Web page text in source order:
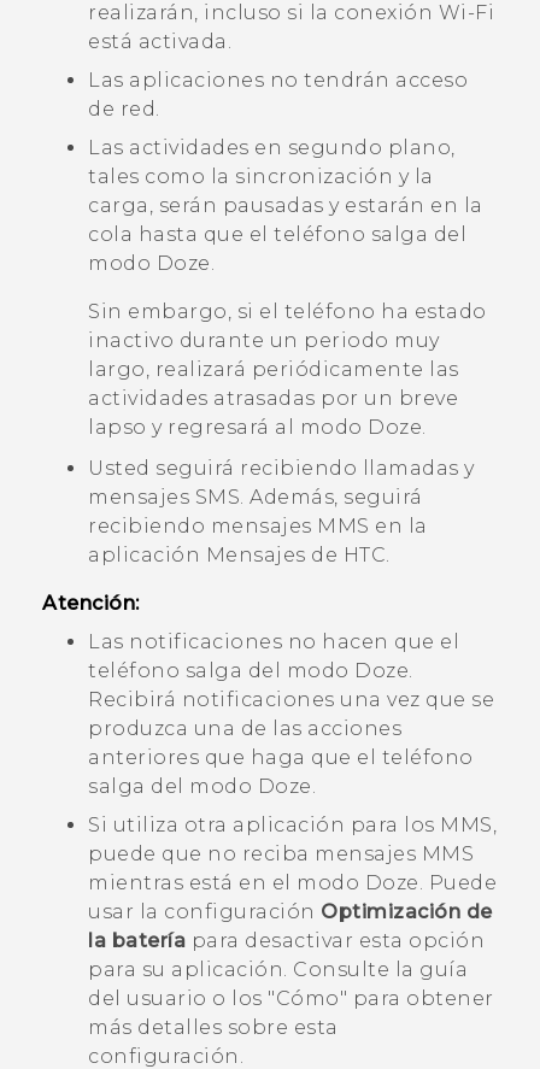
realizarán, incluso si la conexión Wi‍-Fi
está activada.
Las aplicaciones no tendrán acceso
de red.
Las actividades en segundo plano,
tales como la sincronización y la
carga, serán pausadas y estarán en la
cola hasta que el teléfono salga del
modo Doze.
Sin embargo, si el teléfono ha estado
inactivo durante un periodo muy
largo, realizará periódicamente las
actividades atrasadas por un breve
lapso y regresará al modo Doze.
Usted seguirá recibiendo llamadas y
mensajes SMS. Además, seguirá
recibiendo mensajes MMS en la
aplicación Mensajes de HTC.
Atención:
Las notificaciones no hacen que el
teléfono salga del modo Doze.
Recibirá notificaciones una vez que se
produzca una de las acciones
anteriores que haga que el teléfono
salga del modo Doze.
Si utiliza otra aplicación para los MMS,
puede que no reciba mensajes MMS
mientras está en el modo Doze. Puede
usar la configuración Optimización de
la batería para desactivar esta opción
para su aplicación. Consulte la guía
del usuario o los "‍Cómo"‍ para obtener
más detalles sobre esta
configuración.